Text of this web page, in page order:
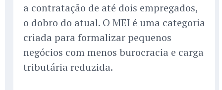
a contratação de até dois empregados,
o dobro do atual. O MEI é uma categoria
criada para formalizar pequenos
negócios com menos burocracia e carga
tributária reduzida.